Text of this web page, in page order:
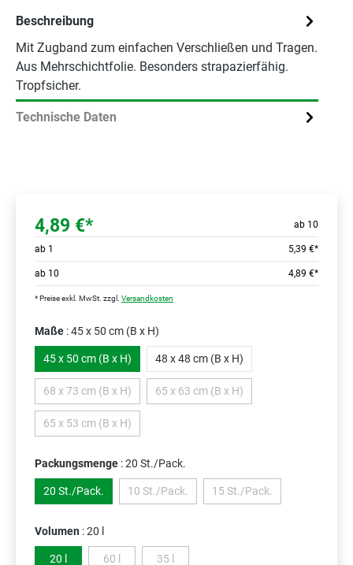
Beschreibung
Mit Zugband zum einfachen Verschließen und Tragen.
Aus Mehrschichtfolie. Besonders strapazierfähig.
Tropfsicher.
Technische Daten
4,89 €* ab 10
ab 1 5,39 €*
ab 10 4,89 €*
* Preise exkl. MwSt. zzgl. Versandkosten
Maße : 45 x 50 cm (B x H)
45 x 50 cm (B x H) 48 x 48 cm (B x H)
68 x 73 cm (B x H)(Diese Option ist zurzeit nicht verfügbar.)
65 x 63 cm (B x H)(Diese Option ist zurzeit nicht
65 x 53 cm (B x H)(Diese Option ist zurzeit nicht verfügbar.)
Packungsmenge : 20 St./Pack.
20 St./Pack. 10 St./Pack.(Diese Option ist zurzeit nicht verfügbar.)
15 St./Pack.(Diese Option ist zurzeit
Volumen : 20 l
20 l 60 l 35 l